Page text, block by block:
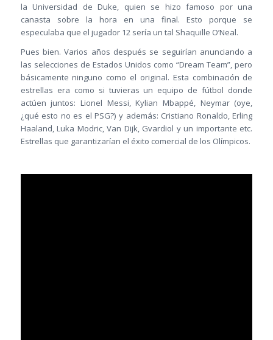
la Universidad de Duke, quien se hizo famoso por una
canasta sobre la hora en una final. Esto porque se
especulaba que el jugador 12 sería un tal Shaquille O’Neal.
Pues bien. Varios años después se seguirían anunciando a
las selecciones de Estados Unidos como “Dream Team”, pero
básicamente ninguno como el original. Esta combinación de
estrellas era como si tuvieras un equipo de fútbol donde
actúen juntos: Lionel Messi, Kylian Mbappé, Neymar (oye,
¿qué esto no es el PSG?) y además: Cristiano Ronaldo, Erling
Haaland, Luka Modric, Van Dijk, Gvardiol y un importante etc.
Estrellas que garantizarían el éxito comercial de los Olímpicos.